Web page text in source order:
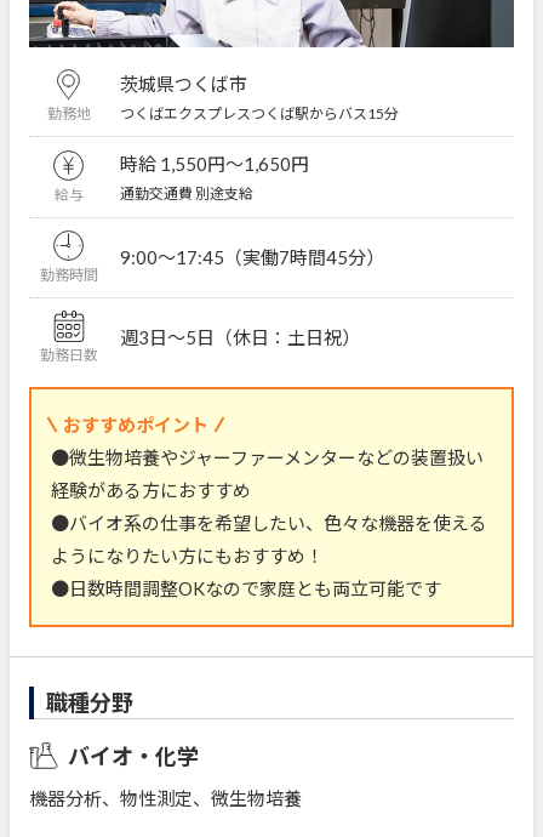
勤務地
茨城県つくば市
つくばエクスプレスつくば駅からバス15分
給与
時給 1,550円〜1,650円
通勤交通費 別途支給
勤務時間
9:00～17:45（実働7時間45分）
勤務日数
週3日～5日（休日：土日祝）
おすすめポイント
●微生物培養やジャーファーメンターなどの装置扱い
経験がある方におすすめ
●バイオ系の仕事を希望したい、色々な機器を使える
ようになりたい方にもおすすめ！
●日数時間調整OKなので家庭とも両立可能です
職種分野
バイオ・化学
機器分析、物性測定、微生物培養